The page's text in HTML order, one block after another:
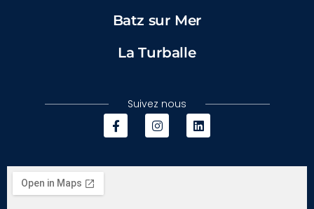
Batz sur Mer
La Turballe
Suivez nous